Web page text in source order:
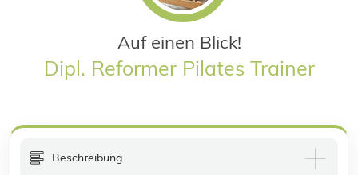
Auf einen Blick!
Dipl. Reformer Pilates Trainer
Beschreibung